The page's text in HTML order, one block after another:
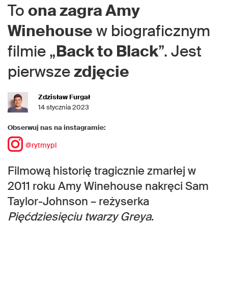
To ona zagra Amy
Winehouse w biograficznym
filmie „Back to Black”. Jest
pierwszezdjęcie
Zdzisław Furgał
14 stycznia 2023
Obserwuj nas na instagramie:
@rytmypl
Filmową historię tragicznie zmarłej w
2011 roku Amy Winehouse nakręci Sam
Taylor-Johnson – reżyserka
Pięćdziesięciu twarzy Greya.